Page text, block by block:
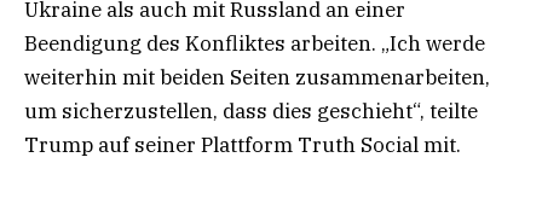
Ukraine als auch mit Russland an einer
Beendigung des Konfliktes arbeiten. „Ich werde
weiterhin mit beiden Seiten zusammenarbeiten,
um sicherzustellen, dass dies geschieht“, teilte
Trump auf seiner Plattform Truth Social mit.